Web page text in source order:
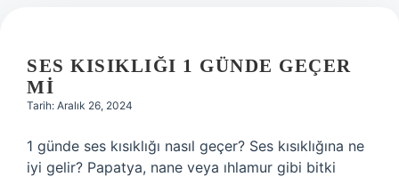
SES KISIKLIĞI 1 GÜNDE GEÇER
MI
Tarih: Aralık 26, 2024
1 günde ses kısıklığı nasıl geçer? Ses kısıklığına ne
iyi gelir? Papatya, nane veya ıhlamur gibi bitki